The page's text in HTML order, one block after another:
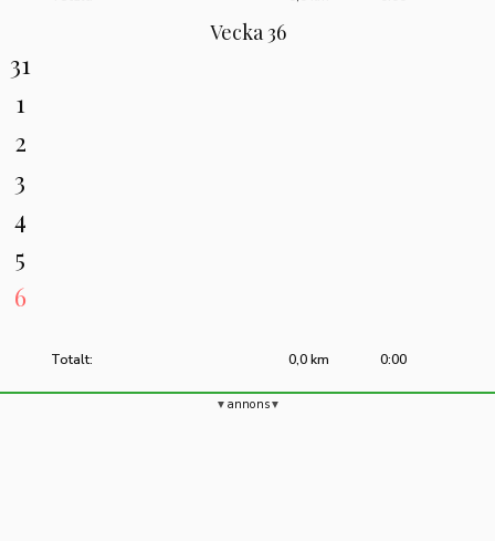
Vecka 36
31
1
2
3
4
5
6
Totalt: 0:00
0,0 km
annons